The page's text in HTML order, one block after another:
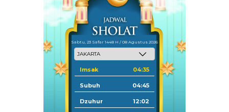
Sabtu, 23 Safar 1448 H / 08 Agustus 2026
Imsak 04:35
Subuh 04:45
Dzuhur 12:02